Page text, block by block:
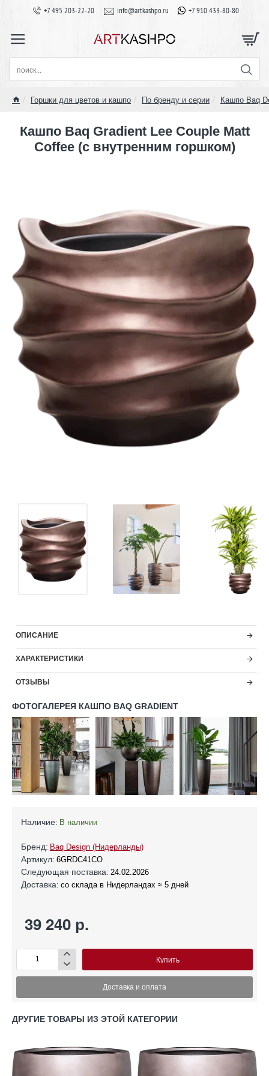
+7 495 203-22-20 info@artkashpo.ru +7 910 433-80-80
поиск...
Горшки для цветов и кашпо По бренду и серии Кашпо Baq
Кашпо Baq Gradient Lee Couple Matt
Coffee (с внутренним горшком)
ОПИСАНИЕ
ХАРАКТЕРИСТИКИ
ОТЗЫВЫ
ФОТОГАЛЕРЕЯ КАШПО BAQ GRADIENT
Наличие: В наличии
Бренд: Baq Design (Нидерланды)
Артикул: 6GRDC41CO
Следующая поставка: 24.02.2026
Доставка: со склада в Нидерландах ≈ 5 дней
39 240 р.
Купить
Доставка и оплата
ДРУГИЕ ТОВАРЫ ИЗ ЭТОЙ КАТЕГОРИИ